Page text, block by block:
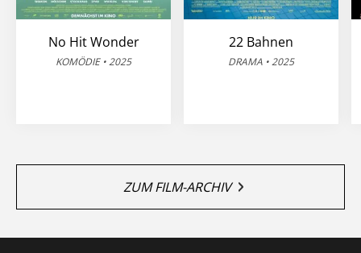
No Hit Wonder
KOMÖDIE • 2025
22 Bahnen
DRAMA • 2025
ZUM FILM-ARCHIV